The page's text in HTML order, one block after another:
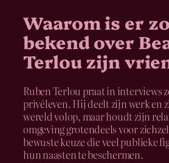
Waarom is er
bekend over
Terlou zijn
Ruben Terlou praat in interviews
privéleven. Hij deelt zijn werk en
wereld volop, maar houdt zijn
omgeving grotendeels voor
bewuste keuze die veel publieke
hun naasten te beschermen.